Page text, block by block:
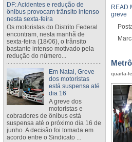
DF: Acidentes e redução de
ônibus provocam trânsito intenso
nesta sexta-feira
Os motoristas do Distrito Federal
encontram, nesta manhã de
sexta-feira (18/06), o trânsito
bastante intenso motivado pela
redução do número...
Em Natal, Greve
dos motoristas
está suspensa até
dia 16
A greve dos
motoristas e
cobradores de ônibus está
suspensa até o próximo dia 16 de
junho. A decisão foi tomada em
acordo entre o Sindicato ...
READ
greve
quarta-